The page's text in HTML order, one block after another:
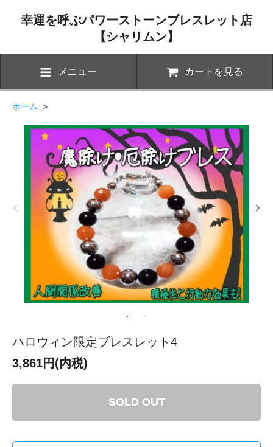
幸運を呼ぶパワーストーンブレスレット店
【シャリムン】
メニュー カートを見る
ホーム >
ハロウィン限定ブレスレット4
3,861円(内税)
SOLD OUT